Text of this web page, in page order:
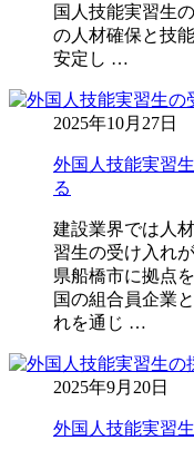
国人技能実習生
の人材確保と技
安定し …
2025年10月27日
外国人技能実習
る
建設業界では人
習生の受け入れ
県船橋市に拠点
国の組合員企業
れを通じ …
2025年9月20日
外国人技能実習